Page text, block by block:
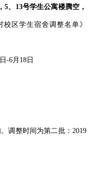
5、13号学生公寓楼腾空，
区学生宿舍调整名单》
-6月18日
调整时间为第二批：2019